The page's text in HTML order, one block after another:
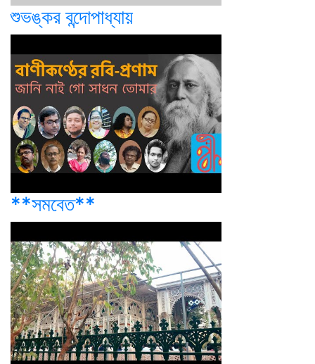
শুভঙ্কর বন্দোপাধ্যায়
**সমবেত**